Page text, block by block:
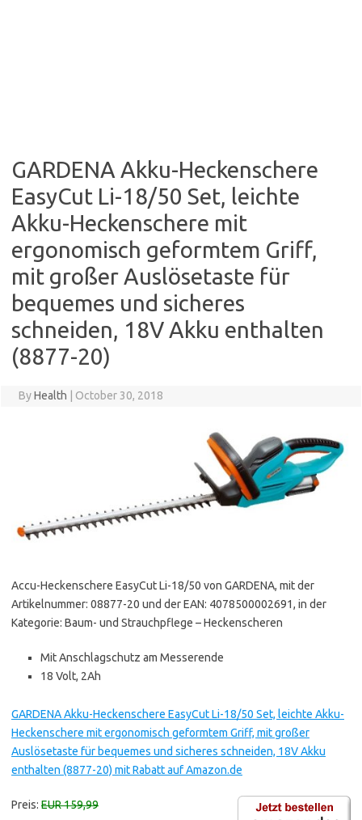
GARDENA Akku-Heckenschere
EasyCut Li-18/50 Set, leichte
Akku-Heckenschere mit
ergonomisch geformtem Griff,
mit großer Auslösetaste für
bequemes und sicheres
schneiden, 18V Akku enthalten
(8877-20)
ByHealth October 30, 2018
Accu-Heckenschere EasyCut Li-18/50 von GARDENA, mit der
Artikelnummer: 08877-20 und der EAN: 4078500002691, in der
Kategorie: Baum- und Strauchpflege – Heckenscheren
Mit Anschlagschutz am Messerende
18 Volt, 2Ah
GARDENA Akku-Heckenschere EasyCut Li-18/50 Set, leichte Akku-
Heckenschere mit ergonomisch geformtem Griff, mit großer
Auslösetaste für bequemes und sicheres schneiden, 18V Akku
enthalten (8877-20) mit Rabatt auf Amazon.de
Preis: EUR 159,99